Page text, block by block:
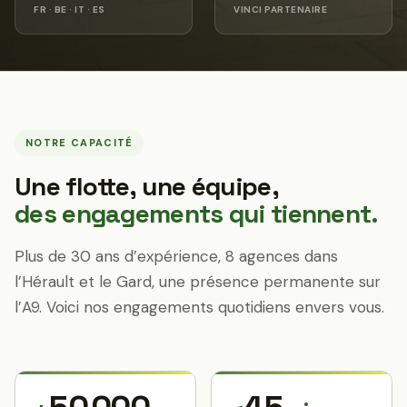
FR · BE · IT · ES VINCI PARTENAIRE
NOTRE CAPACITÉ
Une flotte, une équipe,
des engagements qui tiennent.
Plus de 30 ans d’expérience, 8 agences dans
l’Hérault et le Gard, une présence permanente sur
l’A9. Voici nos engagements quotidiens envers vous.